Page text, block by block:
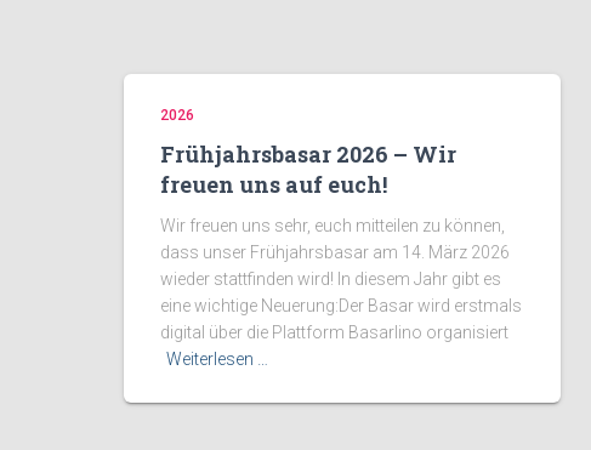
2026
Frühjahrsbasar 2026 – Wir
freuen uns auf euch!
Wir freuen uns sehr, euch mitteilen zu können,
dass unser Frühjahrsbasar am 14. März 2026
wieder stattfinden wird! In diesem Jahr gibt es
eine wichtige Neuerung:Der Basar wird erstmals
digital über die Plattform Basarlino organisiert
Weiterlesen …